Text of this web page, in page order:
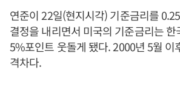
연준이 22일(현지시각) 기준금리를
결정을 내리면서 미국의 기준금리는
5%포인트 웃돌게 됐다. 2000년 5월 이
격차다.